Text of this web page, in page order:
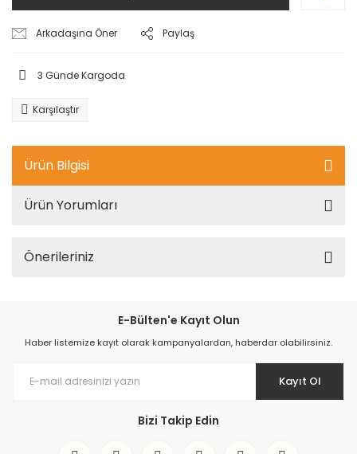
Arkadaşına Öner Paylaş
3 Günde Kargoda
Karşılaştır
Ürün Bilgisi
Ürün Yorumları
Önerileriniz
E-Bülten'e Kayıt Olun
Haber listemize kayıt olarak kampanyalardan, haberdar olabilirsiniz.
Kayıt Ol
Bizi Takip Edin